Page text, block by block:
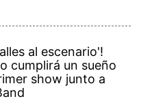
al escenario'!
cumplirá un sueño
show junto a